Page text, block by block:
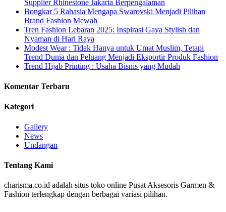
Supplier Rhinestone Jakarta Berpengalaman
Bongkar 5 Rahasia Mengapa Swarovski Menjadi Pilihan
Brand Fashion Mewah
Tren Fashion Lebaran 2025: Inspirasi Gaya Stylish dan
Nyaman di Hari Raya
Modest Wear : Tidak Hanya untuk Umat Muslim, Tetapi
Trend Dunia dan Peluang Menjadi Eksportir Produk Fashion
Trend Hijab Printing : Usaha Bisnis yang Mudah
Komentar Terbaru
Kategori
Gallery
News
Undangan
Tentang Kami
charisma.co.id adalah situs toko online Pusat Aksesoris Garmen &
Fashion terlengkap dengan berbagai variasi pilihan.